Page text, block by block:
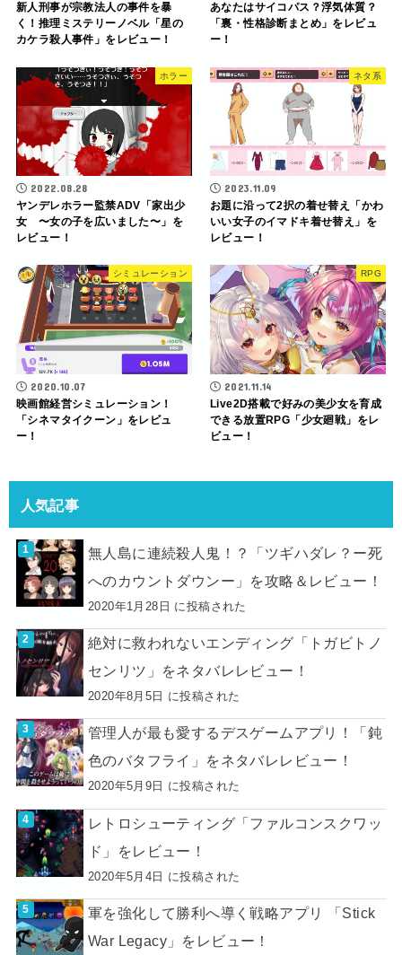
新人刑事が宗教法人の事件を暴
く！推理ミステリーノベル「星の
カケラ殺人事件」をレビュー！
あなたはサイコパス？浮気体質？
「裏・性格診断まとめ」をレビュ
ー！
ホラー
2022.08.28
ヤンデレホラー監禁ADV「家出少
女 〜女の子を広いました〜」を
レビュー！
ネタ系
2023.11.09
お題に沿って2択の着せ替え「かわ
いい女子のイマドキ着せ替え」を
レビュー！
シミュレーション
2020.10.07
映画館経営シミュレーション！
「シネマタイクーン」をレビュ
ー！
RPG
2021.11.14
Live2D搭載で好みの美少女を育成
できる放置RPG「少女廻戦」をレ
ビュー！
人気記事
無人島に連続殺人鬼！？「ツギハダレ？ー死
へのカウントダウンー」を攻略＆レビュー！
2020年1月28日 に投稿された
絶対に救われないエンディング「トガビトノ
センリツ」をネタバレレビュー！
2020年8月5日 に投稿された
管理人が最も愛するデスゲームアプリ！「鈍
色のバタフライ」をネタバレレビュー！
2020年5月9日 に投稿された
レトロシューティング「ファルコンスクワッ
ド」をレビュー！
2020年5月4日 に投稿された
軍を強化して勝利へ導く戦略アプリ 「Stick
War Legacy」をレビュー！